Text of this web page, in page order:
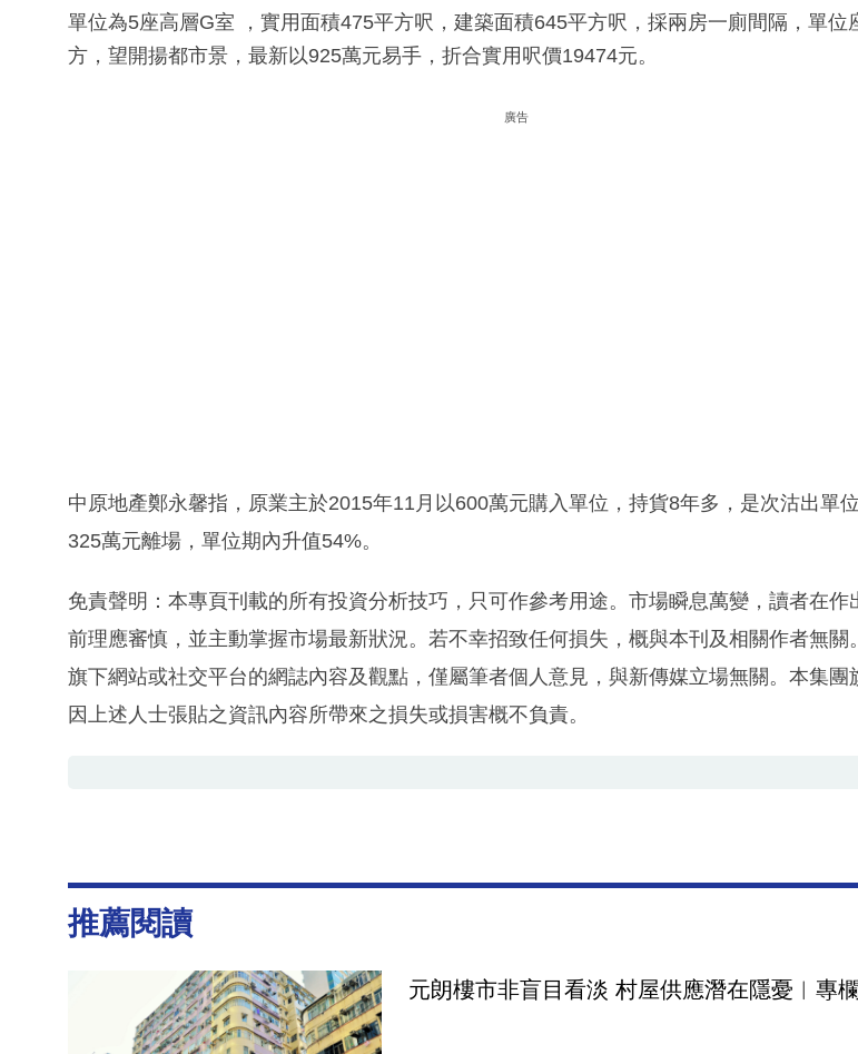
單位為5座高層G室 ，實用面積475平方呎，建築面積645平方呎，採兩房一廁間隔，單位
方，望開揚都市景，最新以925萬元易手，折合實用呎價19474元。
廣告
中原地產鄭永馨指，原業主於2015年11月以600萬元購入單位，持貨8年多，是次沽出單
325萬元離場，單位期內升值54%。
免責聲明：本專頁刊載的所有投資分析技巧，只可作參考用途。市場瞬息萬變，讀者在作
前理應審慎，並主動掌握市場最新狀況。若不幸招致任何損失，概與本刊及相關作者無關
旗下網站或社交平台的網誌內容及觀點，僅屬筆者個人意見，與新傳媒立場無關。本集團
因上述人士張貼之資訊內容所帶來之損失或損害概不負責。
推薦閱讀
元朗樓市非盲目看淡 村屋供應潛在隱憂︳專欄